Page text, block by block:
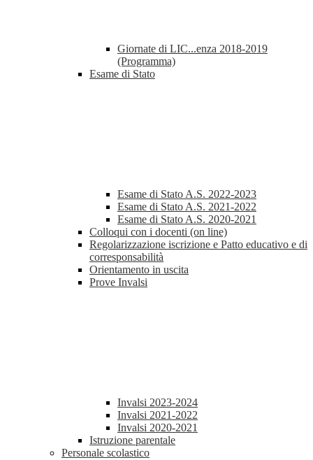
Giornate di LIC...enza 2018-2019
(Programma)
Esame di Stato
Esame di Stato A.S. 2022-2023
Esame di Stato A.S. 2021-2022
Esame di Stato A.S. 2020-2021
Colloqui con i docenti (on line)
Regolarizzazione iscrizione e Patto educativo e di
corresponsabilità
Orientamento in uscita
Prove Invalsi
Invalsi 2023-2024
Invalsi 2021-2022
Invalsi 2020-2021
Istruzione parentale
Personale scolastico